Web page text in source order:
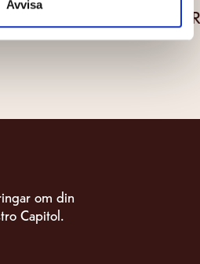
Avvisa
om din
Capitol.